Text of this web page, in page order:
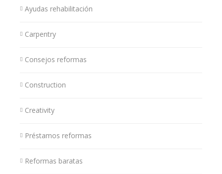
Ayudas rehabilitación
Carpentry
Consejos reformas
Construction
Creativity
Préstamos reformas
Reformas baratas